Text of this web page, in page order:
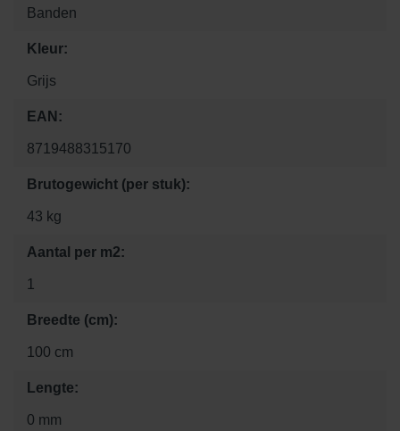
Banden
Kleur:
Grijs
EAN:
8719488315170
Brutogewicht (per stuk):
43 kg
Aantal per m2:
1
Breedte (cm):
100 cm
Lengte:
0 mm